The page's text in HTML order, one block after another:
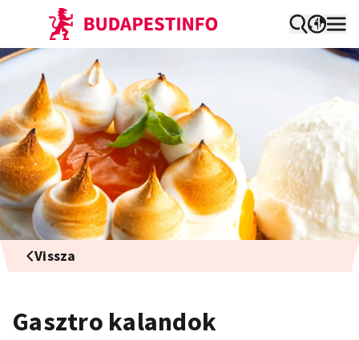
Vissza
Gasztro kalandok